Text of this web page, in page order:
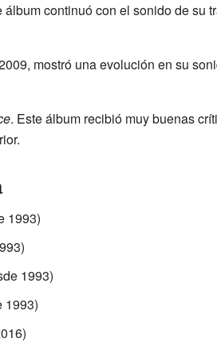
álbum continuó con el sonido de su
mostró una evolución en su
. Este álbum recibió muy buenas
1993)
1993)
1993)